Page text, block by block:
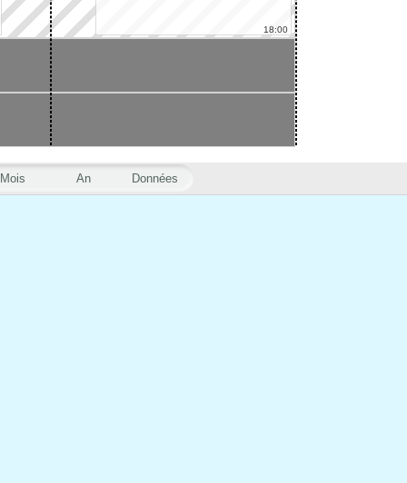
Mois An Données
18:00